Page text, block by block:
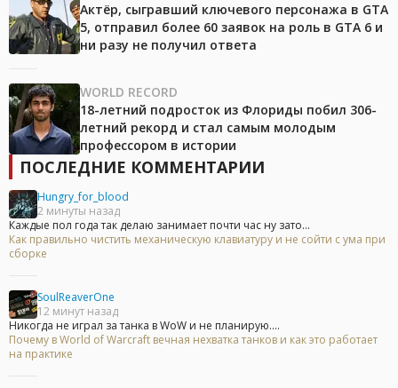
Актёр, сыгравший ключевого персонажа в GTA
5, отправил более 60 заявок на роль в GTA 6 и
ни разу не получил ответа
WORLD RECORD
18-летний подросток из Флориды побил 306-
летний рекорд и стал самым молодым
профессором в истории
ПОСЛЕДНИЕ КОММЕНТАРИИ
Hungry_for_blood
2 минуты назад
Каждые пол года так делаю занимает почти час ну зато...
Как правильно чистить механическую клавиатуру и не сойти с ума при
сборке
SoulReaverOne
12 минут назад
Никогда не играл за танка в WoW и не планирую....
Почему в World of Warcraft вечная нехватка танков и как это работает
на практике